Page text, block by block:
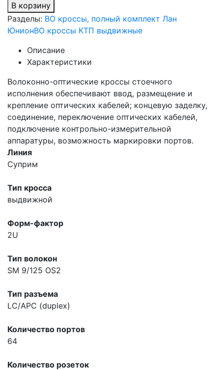
В корзину
Разделы: ВО кроссы, полный комплект Лан
ЮнионВО кроссы КТП выдвижные
Описание
Характеристики
Волоконно-оптические кроссы стоечного
исполнения обеспечивают ввод, размещение и
крепление оптических кабелей; концевую заделку,
соединение, переключение оптических кабелей,
подключение контрольно-измерительной
аппаратуры, возможность маркировки портов.
Линия
Суприм
Тип кросса
выдвижной
Форм-фактор
2U
Тип волокон
SM 9/125 OS2
Тип разъема
LC/APC (duplex)
Количество портов
64
Количество розеток